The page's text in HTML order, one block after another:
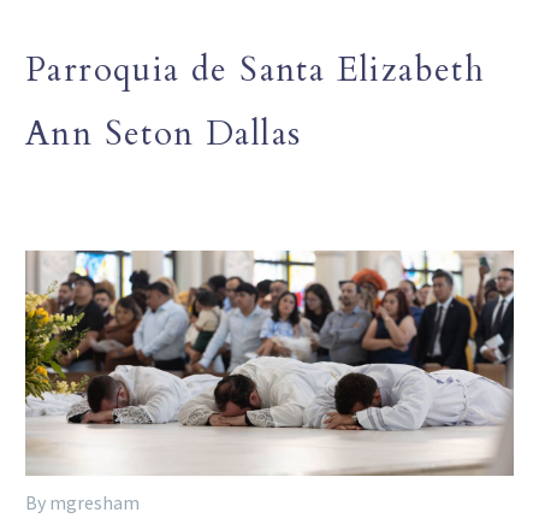
Parroquia de Santa Elizabeth
Ann Seton Dallas
By mgresham